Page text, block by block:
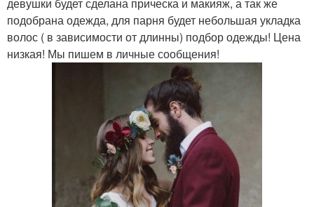
подобрана одежда, для парня будет небольшая укладка
волос ( в зависимости от длинны) подбор одежды! Цена
низкая! Мы пишем в личные сообщения!